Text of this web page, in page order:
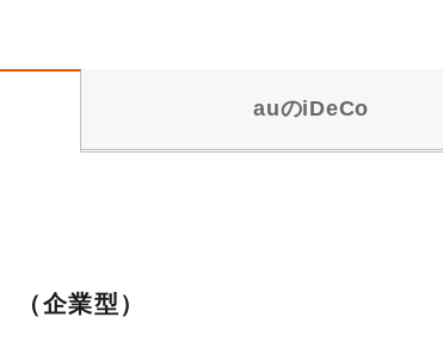
auのiDeCo
（企業型）